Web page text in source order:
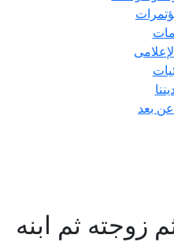
عن بعد
زوجته ثم ابنه